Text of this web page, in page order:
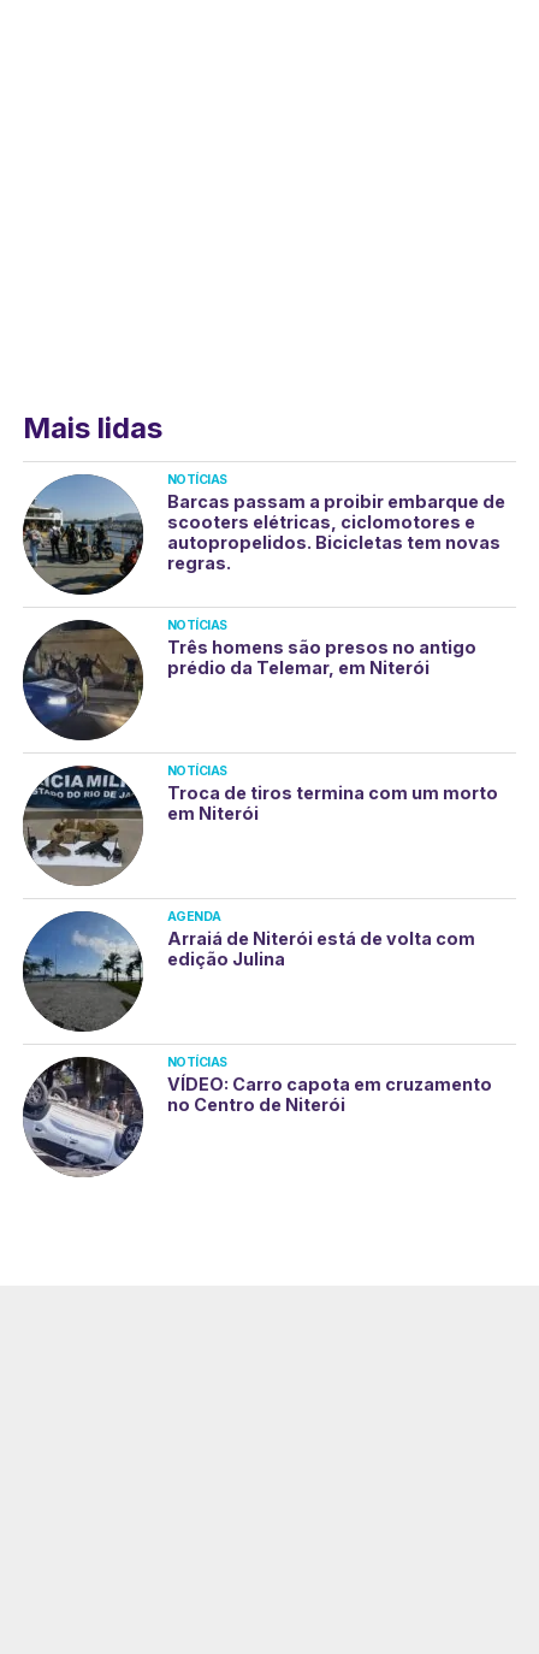
Mais lidas
NOTÍCIAS
Barcas passam a proibir embarque de
scooters elétricas, ciclomotores e
autopropelidos. Bicicletas tem novas
regras.
NOTÍCIAS
Três homens são presos no antigo
prédio da Telemar, em Niterói
NOTÍCIAS
Troca de tiros termina com um morto
em Niterói
AGENDA
Arraiá de Niterói está de volta com
edição Julina
NOTÍCIAS
VÍDEO: Carro capota em cruzamento
no Centro de Niterói